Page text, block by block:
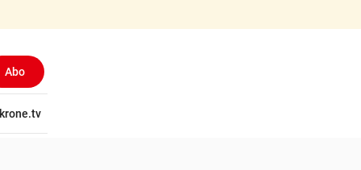
Abo
krone.tv